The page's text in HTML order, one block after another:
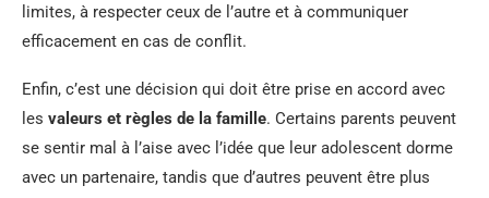
limites, à respecter ceux de l’autre et à communiquer
efficacement en cas de conflit.
Enfin, c’est une décision qui doit être prise en accord avec
les valeurs et règles de la famille. Certains parents peuvent
se sentir mal à l’aise avec l’idée que leur adolescent dorme
avec un partenaire, tandis que d’autres peuvent être plus